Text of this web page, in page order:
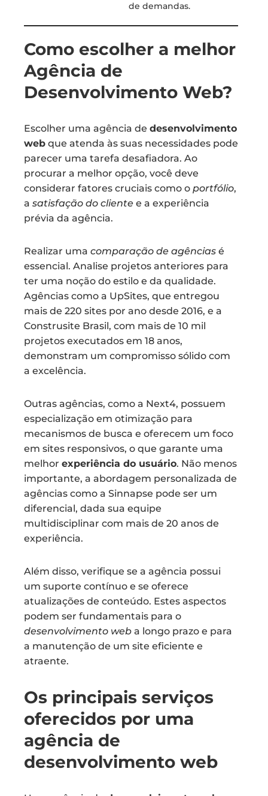
de demandas.
Como escolher a melhor
Agência de
Desenvolvimento Web?
Escolher uma agência de desenvolvimento
web que atenda às suas necessidades pode
parecer uma tarefa desafiadora. Ao
procurar a melhor opção, você deve
considerar fatores cruciais como o portfólio,
a satisfação do cliente e a experiência
prévia da agência.
Realizar uma comparação de agências é
essencial. Analise projetos anteriores para
ter uma noção do estilo e da qualidade.
Agências como a UpSites, que entregou
mais de 220 sites por ano desde 2016, e a
Construsite Brasil, com mais de 10 mil
projetos executados em 18 anos,
demonstram um compromisso sólido com
a excelência.
Outras agências, como a Next4, possuem
especialização em otimização para
mecanismos de busca e oferecem um foco
em sites responsivos, o que garante uma
melhor experiência do usuário. Não menos
importante, a abordagem personalizada de
agências como a Sinnapse pode ser um
diferencial, dada sua equipe
multidisciplinar com mais de 20 anos de
experiência.
Além disso, verifique se a agência possui
um suporte contínuo e se oferece
atualizações de conteúdo. Estes aspectos
podem ser fundamentais para o
desenvolvimento web a longo prazo e para
a manutenção de um site eficiente e
atraente.
Os principais serviços
oferecidos por uma
agência de
desenvolvimento web